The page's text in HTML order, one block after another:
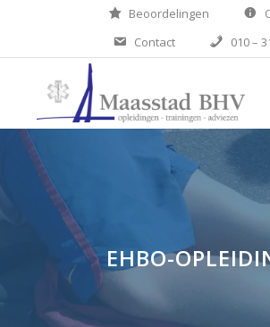
Beoordelingen
Contact
010 –
EHBO-